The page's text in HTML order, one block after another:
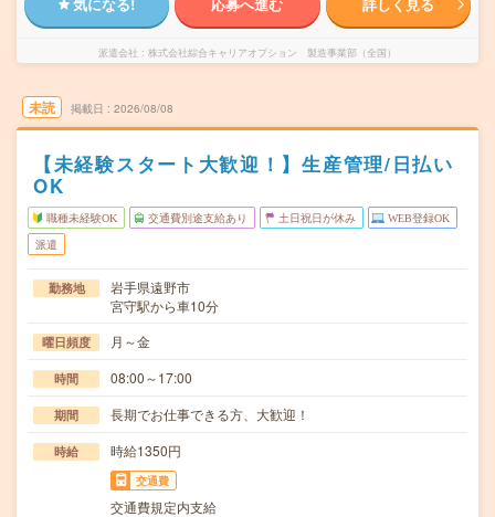
派遣会社 株式会社綜合キャリアオプション 製造事業部（全国）
未読 掲載日 2026/08/08
【未経験スタート大歓迎！】生産管理/日払い
OK
職種未経験OK 交通費別途支給あり 土日祝日が休み WEB登録OK
派遣
勤務地
岩手県遠野市
宮守駅から車10分
曜日頻度 月～金
時間 08:00～17:00
期間 長期でお仕事できる方、大歓迎！
時給 時給1350円
交通費
交通費規定内支給